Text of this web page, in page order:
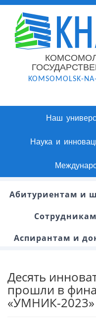
KOMSOMOLSK-
Наш
Наука и
Абитуриентам и
Сотрудникам
Аспирантам и
Десять
прошли в
«УМНИК-2023»